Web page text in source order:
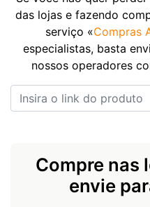
das lojas e fazendo
serviço «Compras
especialistas, basta
nossos operadores
Compre nas
envie